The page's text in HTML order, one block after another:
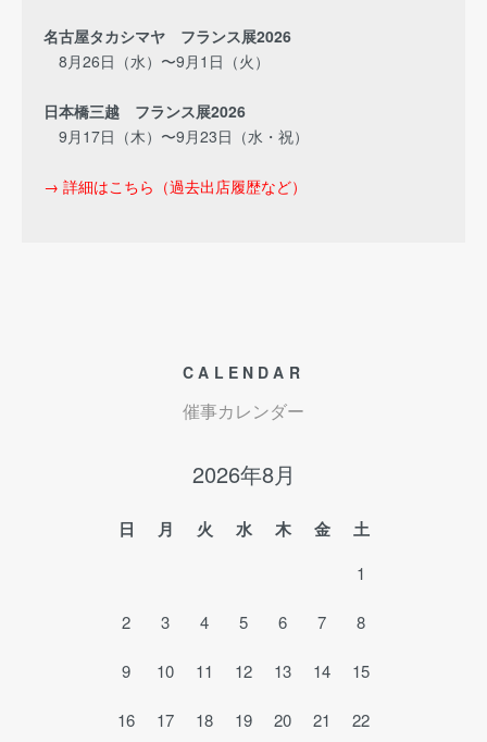
名古屋タカシマヤ フランス展2026
8月26日（水）〜9月1日（火）
日本橋三越 フランス展2026
9月17日（木）〜9月23日（水・祝）
→ 詳細はこちら（過去出店履歴など）
CALENDAR
催事カレンダー
2026年8月
日 月 火 水 木 金 土
1
2 3 4 5 6 7 8
9 10 11 12 13 14 15
16 17 18 19 20 21 22